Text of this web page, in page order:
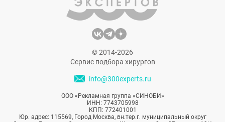
же новинки в области эстетической
медицины ожидают нас в будущем?
© 2014-2026
Сервис подбора хирургов
info@300experts.ru
ООО «Рекламная группа «СИНОБИ»
ИНН: 7743705998
КПП: 772401001
Юр. адрес: 115569, Город Москва, вн.тер.г. муниципальный округ